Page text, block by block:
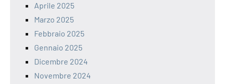
Aprile 2025
Marzo 2025
Febbraio 2025
Gennaio 2025
Dicembre 2024
Novembre 2024